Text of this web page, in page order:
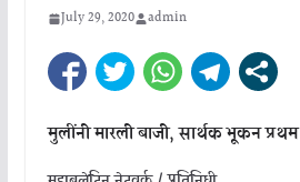
July 29, 2020 admin
मुलींनी मारली बाजी, सार्थक भूकन प्रथम